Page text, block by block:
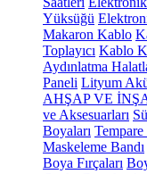
Yüksüğü
Makaron Kablo
Toplayıcı Kablo
Aydınlatma
Paneli Lityum
AHŞAP VE
ve Aksesuarları
Boyaları Tempare
Maskeleme Bandı
Boya Fırçaları